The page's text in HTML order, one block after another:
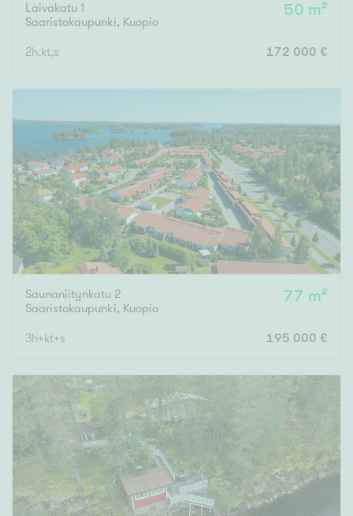
Laivakatu 1
Saaristokaupunki, Kuopio
50 m²
2h,kt,s 172 000 €
Saunaniitynkatu 2
Saaristokaupunki, Kuopio
77 m²
3h+kt+s 195 000 €